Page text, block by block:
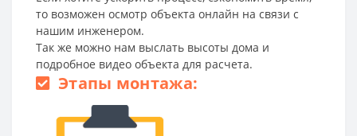
то возможен осмотр объекта онлайн на связи с
нашим инженером.
Так же можно нам выслать высоты дома и
подробное видео объекта для расчета.
Этапы монтажа: